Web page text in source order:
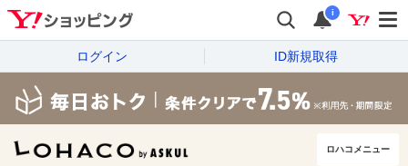
i
ログイン ID新規取得
ロハコメニュー